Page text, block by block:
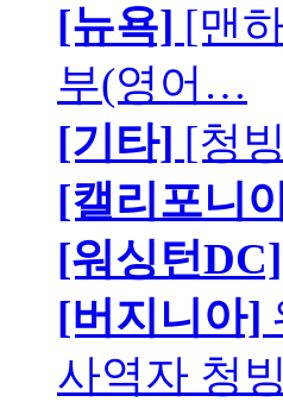
[뉴욕] [맨
부(영어…
[기타] [청
[캘리포니
[워싱턴DC]
[버지니아]
사역자 청